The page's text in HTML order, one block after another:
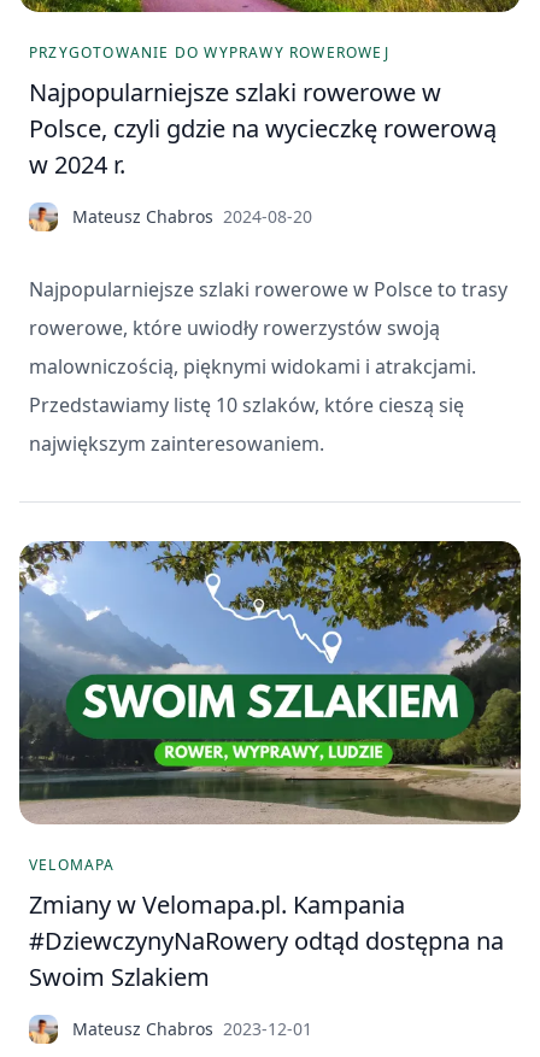
PRZYGOTOWANIE DO WYPRAWY ROWEROWEJ
Najpopularniejsze szlaki rowerowe w
Polsce, czyli gdzie na wycieczkę rowerową
w 2024 r.
Mateusz Chabros 2024-08-20
Najpopularniejsze szlaki rowerowe w Polsce to trasy
rowerowe, które uwiodły rowerzystów swoją
malowniczością, pięknymi widokami i atrakcjami.
Przedstawiamy listę 10 szlaków, które cieszą się
największym zainteresowaniem.
VELOMAPA
Zmiany w Velomapa.pl. Kampania
#DziewczynyNaRowery odtąd dostępna na
Swoim Szlakiem
Mateusz Chabros 2023-12-01